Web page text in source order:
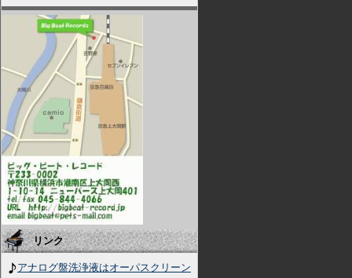
リンク
アナログ盤洗浄液はオーパスクリーン